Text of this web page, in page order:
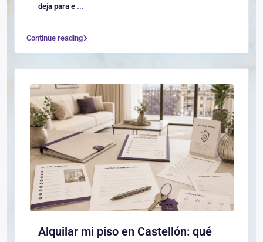
deja para e ...
Continue reading
Alquilar mi piso en Castellón: qué